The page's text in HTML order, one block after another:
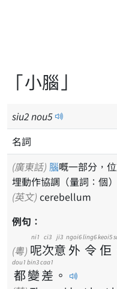
「小腦」
siu2nou5
名詞
(廣東話) 腦嘅一部分，
埋動作協調（量詞：個）
(英文) cerebellum
例句：
(粵) 呢
ni1
次
ci3
意
ji3
外
ngoi6
令
ling6
佢
keoi5
都
dou1
變
bin3
差
caa1
。